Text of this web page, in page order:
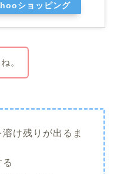
ショッピング
。
け残りが出るま
る